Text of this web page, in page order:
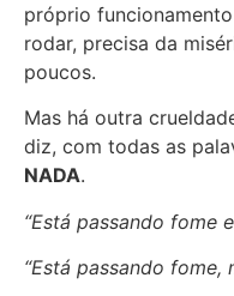
próprio
rodar, precisa da
poucos.
Mas há outra
diz, com todas as
NADA.
“Está passando fome
“Está passando fome,